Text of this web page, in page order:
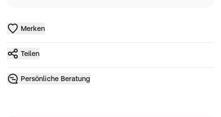
Merken
Teilen
Persönliche Beratung